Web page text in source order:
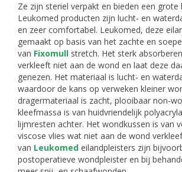
Ze zijn steriel verpakt en bieden een grote
Leukomed producten zijn lucht- en
en zeer comfortabel. Leukomed, deze
gemaakt op basis van het zachte en
van Fixomull stretch. Het sterk
verkleeft niet aan de wond en laat deze
genezen. Het materiaal is lucht- en
waardoor de kans op verweken kleiner
dragermateriaal is zacht, plooibaar non-
kleefmassa is van huidvriendelijk
lijmresten achter. Het wondkussen is van
viscose vlies wat niet aan de wond
van Leukomed eilandpleisters zijn
postoperatieve wondpleister en bij